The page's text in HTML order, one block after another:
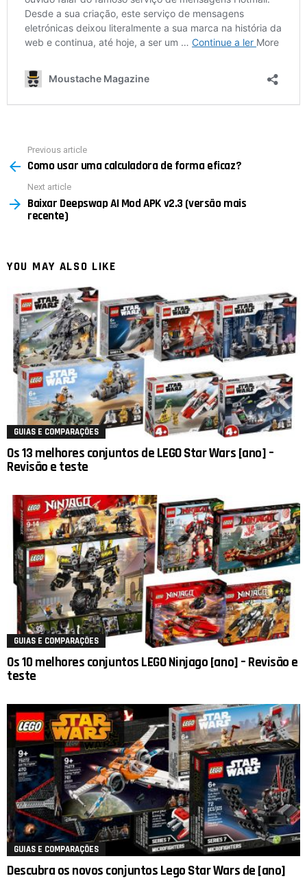
more
Previous article
Como usar uma calculadora de forma eficaz?
Next article
Baixar Deepswap AI Mod APK v2.3 (versão mais
recente)
YOU MAY ALSO LIKE
GUIAS E COMPARAÇÕES
Os 13 melhores conjuntos de LEGO Star Wars [ano] –
Revisão e teste
GUIAS E COMPARAÇÕES
Os 10 melhores conjuntos LEGO Ninjago [ano] – Revisão e
teste
GUIAS E COMPARAÇÕES
Descubra os novos conjuntos Lego Star Wars de [ano]